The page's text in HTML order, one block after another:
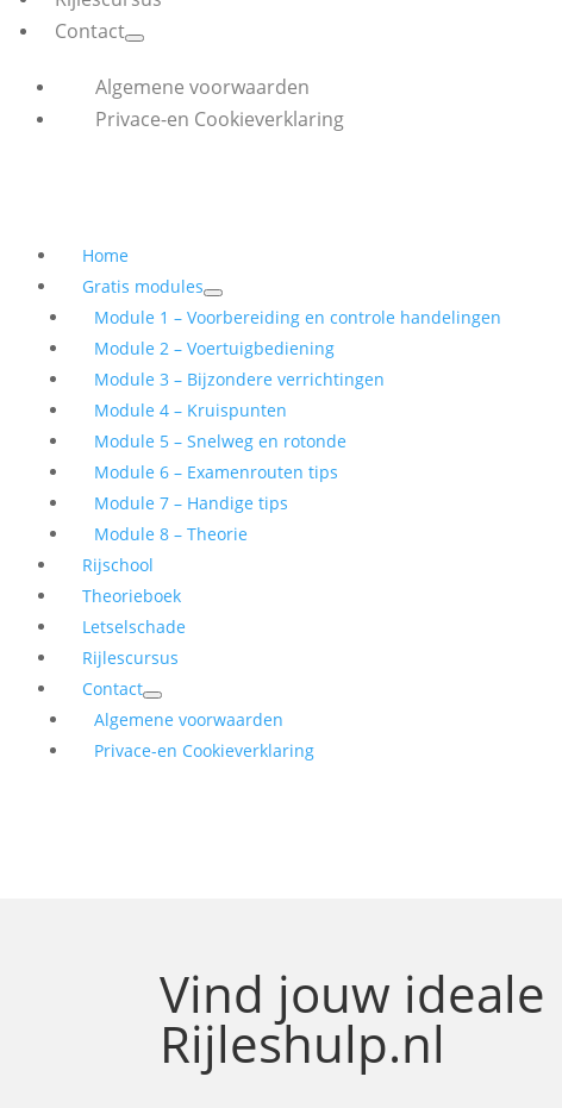
Contact
Algemene voorwaarden
Privace-en Cookieverklaring
Home
Gratis modules
Module 1 – Voorbereiding en controle handelingen
Module 2 – Voertuigbediening
Module 3 – Bijzondere verrichtingen
Module 4 – Kruispunten
Module 5 – Snelweg en rotonde
Module 6 – Examenrouten tips
Module 7 – Handige tips
Module 8 – Theorie
Rijschool
Theorieboek
Letselschade
Rijlescursus
Contact
Algemene voorwaarden
Privace-en Cookieverklaring
Vind jouw ideale
Rijleshulp.nl